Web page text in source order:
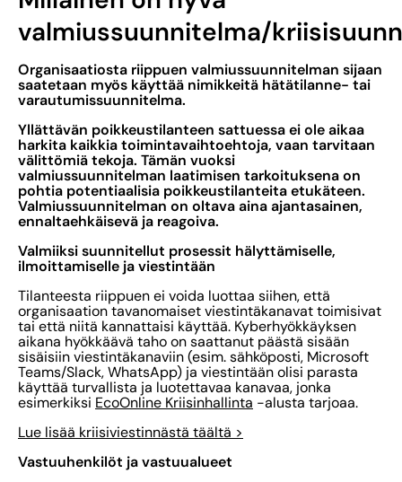
valmiussuunnitelma/
Organisaatiosta riippuen valmiussuunnitelman sijaan
saatetaan myös käyttää nimikkeitä hätätilanne- tai
varautumissuunnitelma.
Yllättävän poikkeustilanteen sattuessa ei ole aikaa
harkita kaikkia toimintavaihtoehtoja, vaan tarvitaan
välittömiä tekoja. Tämän vuoksi
valmiussuunnitelman laatimisen tarkoituksena on
pohtia potentiaalisia poikkeustilanteita etukäteen.
Valmiussuunnitelman on oltava aina ajantasainen,
ennaltaehkäisevä ja reagoiva.
Valmiiksi suunnitellut prosessit hälyttämiselle,
ilmoittamiselle ja viestintään
Tilanteesta riippuen ei voida luottaa siihen, että
organisaation tavanomaiset viestintäkanavat toimisivat
tai että niitä kannattaisi käyttää. Kyberhyökkäyksen
aikana hyökkäävä taho on saattanut päästä sisään
sisäisiin viestintäkanaviin (esim. sähköposti, Microsoft
Teams/Slack, WhatsApp) ja viestintään olisi parasta
käyttää turvallista ja luotettavaa kanavaa, jonka
esimerkiksi EcoOnline Kriisinhallinta -alusta tarjoaa.
Lue lisää kriisiviestinnästä täältä >
Vastuuhenkilöt ja vastuualueet